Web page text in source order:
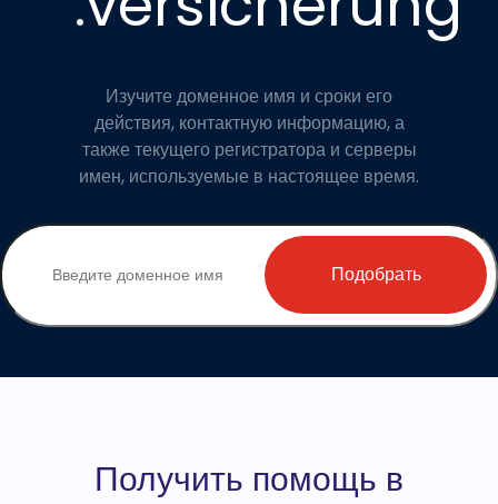
Изучите доменное имя и сроки его
действия, контактную информацию, а
также текущего регистратора и серверы
имен, используемые в настоящее время.
Подобрать
Получить помощь в